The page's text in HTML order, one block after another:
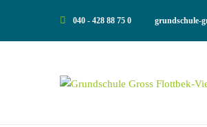
040 - 428 88 75 0 grundschule-